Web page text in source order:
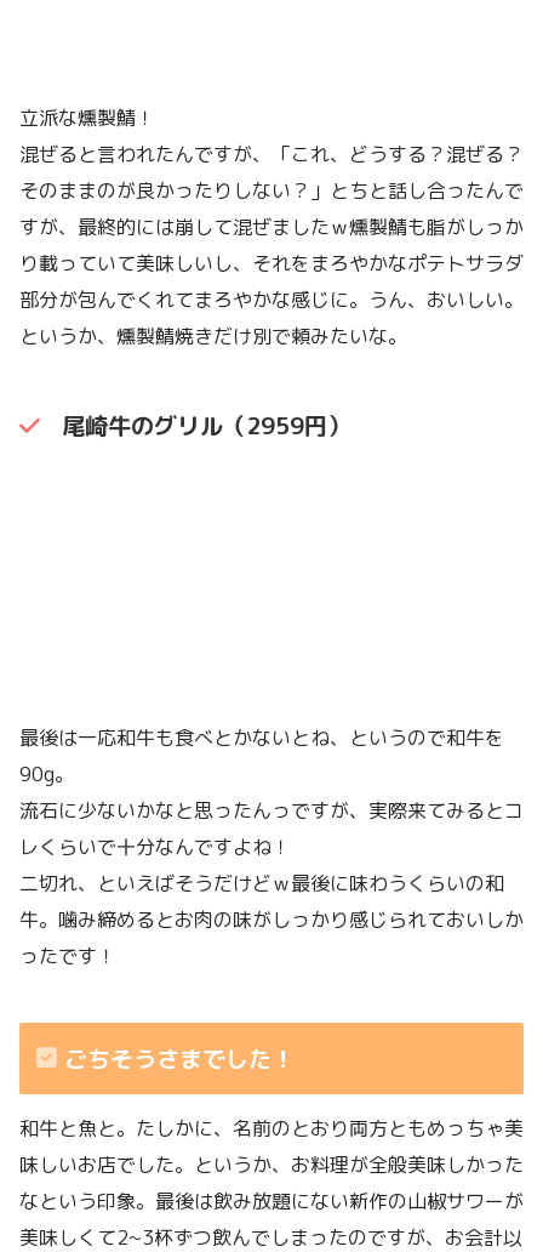
立派な燻製鯖！
混ぜると言われたんですが、「これ、どうする？混ぜる？
そのままのが良かったりしない？」とちと話し合ったんで
すが、最終的には崩して混ぜましたｗ燻製鯖も脂がしっか
り載っていて美味しいし、それをまろやかなポテトサラダ
部分が包んでくれてまろやかな感じに。うん、おいしい。
というか、燻製鯖焼きだけ別で頼みたいな。
尾崎牛のグリル（2959円）
最後は一応和牛も食べとかないとね、というので和牛を
90g。
流石に少ないかなと思ったんっですが、実際来てみるとコ
レくらいで十分なんですよね！
二切れ、といえばそうだけどｗ最後に味わうくらいの和
牛。噛み締めるとお肉の味がしっかり感じられておいしか
ったです！
ごちそうさまでした！
和牛と魚と。たしかに、名前のとおり両方ともめっちゃ美
味しいお店でした。というか、お料理が全般美味しかった
なという印象。最後は飲み放題にない新作の山椒サワーが
美味しくて2~3杯ずつ飲んでしまったのですが、お会計以